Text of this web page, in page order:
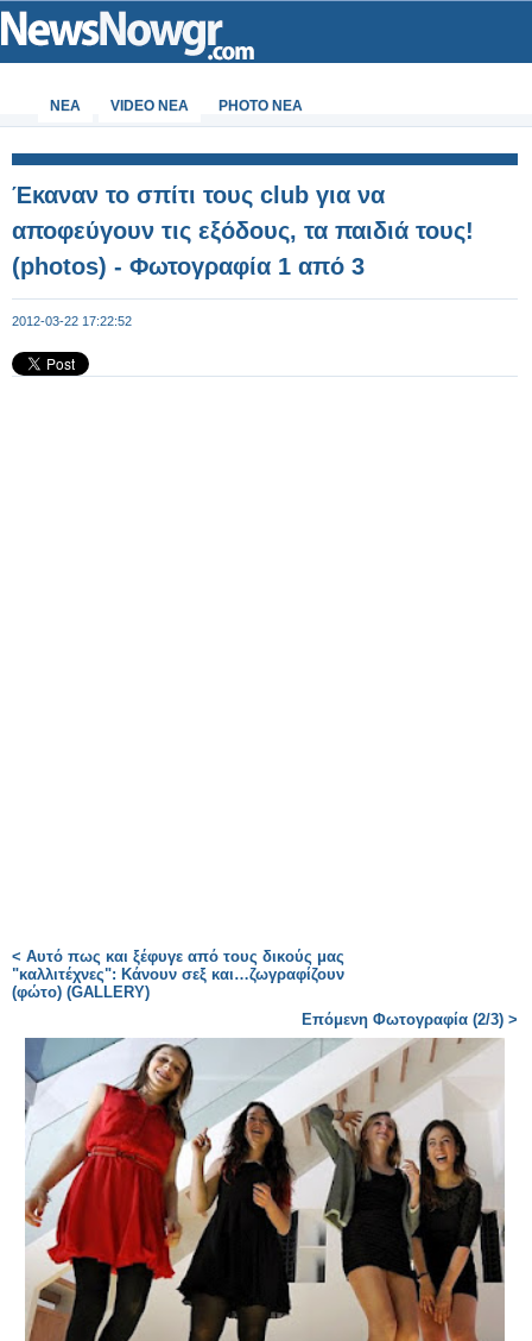
ΝΕΑ VIDEO NEA PHOTO NEA
Έκαναν το σπίτι τους club για να
αποφεύγουν τις εξόδους, τα παιδιά τους!
(photos) - Φωτογραφία 1 από 3
2012-03-22 17:22:52
< Αυτό πως και ξέφυγε από τους δικούς μας
"καλλιτέχνες": Κάνουν σεξ και…ζωγραφίζουν
(φώτο) (GALLERY)
Επόμενη Φωτογραφία (2/3) >